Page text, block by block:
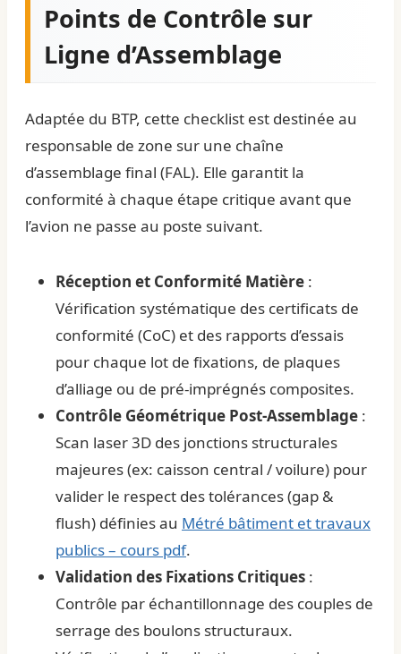
Points de Contrôle sur
Ligne d’Assemblage
Adaptée du BTP, cette checklist est destinée au
responsable de zone sur une chaîne
d’assemblage final (FAL). Elle garantit la
conformité à chaque étape critique avant que
l’avion ne passe au poste suivant.
Réception et Conformité Matière :
Vérification systématique des certificats de
conformité (CoC) et des rapports d’essais
pour chaque lot de fixations, de plaques
d’alliage ou de pré-imprégnés composites.
Contrôle Géométrique Post-Assemblage :
Scan laser 3D des jonctions structurales
majeures (ex: caisson central / voilure) pour
valider le respect des tolérances (gap &
flush) définies au Métré bâtiment et travaux
publics – cours pdf.
Validation des Fixations Critiques :
Contrôle par échantillonnage des couples de
serrage des boulons structuraux.